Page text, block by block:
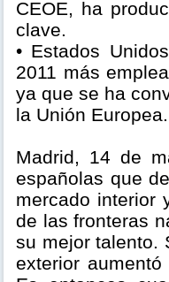
CEOE, ha
clave.
• Estados
2011 más
ya que se ha
la Unión Europea.
Madrid, 14 de
españolas que
mercado interior
de las fronteras
su mejor talento.
exterior